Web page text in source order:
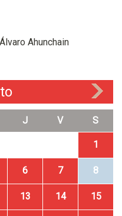
Ahunchain
J V S
1
6 7 8
13 14 15